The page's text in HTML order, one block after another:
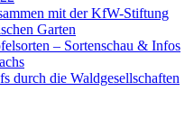
mit der KfW-Stiftung
Garten
– Sortenschau & Infos
durch die Waldgesellschaften